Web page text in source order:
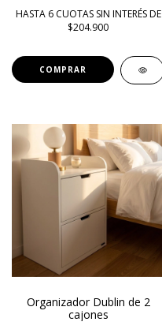
HASTA 6 CUOTAS SIN INTERÉS DE
$204.900
COMPRAR
Organizador Dublin de 2
cajones